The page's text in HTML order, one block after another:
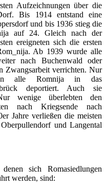
Aufzeichnungen über die
Bis 1914 entstand eine
und bis 1936 stieg die
auf 24. Gleich nach der
ereigneten sich die ersten
Ab 1939 wurde alle
nach Buchenwald oder
Zwangsarbeit verrichten. Nur
alle Romnija in das
deportiert. Auch sie
wenige überlebten den
nach Kriegsende nach
Jahre verließen die meisten
und Langental
sich Romasiedlungen
werden, sind: